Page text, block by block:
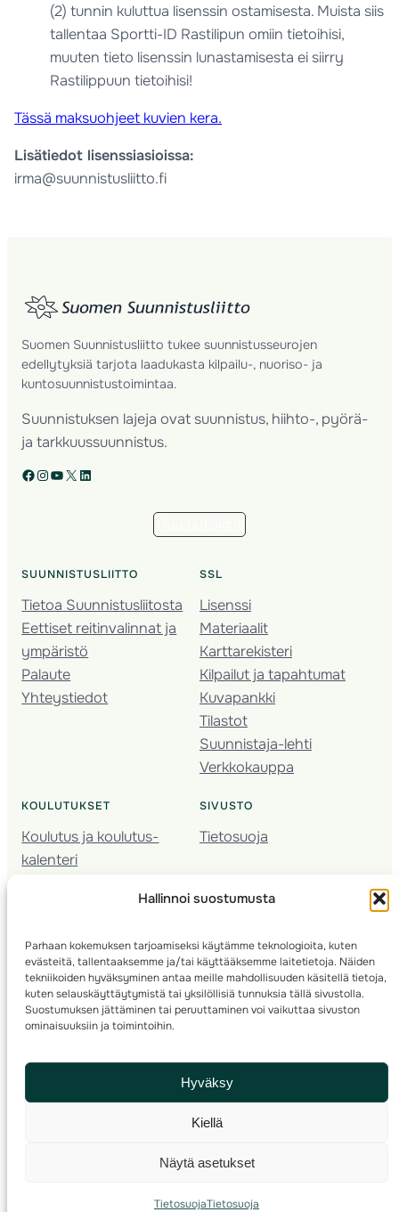
Hallinnoi suostumusta
Parhaan kokemuksen tarjoamiseksi käytämme teknologioita, kuten
evästeitä, tallentaaksemme ja/tai käyttääksemme laitetietoja. Näiden
tekniikoiden hyväksyminen antaa meille mahdollisuuden käsitellä tietoja,
kuten selauskäyttäytymistä tai yksilöllisiä tunnuksia tällä sivustolla.
Suostumuksen jättäminen tai peruuttaminen voi vaikuttaa sivuston
ominaisuuksiin ja toimintoihin.
Hyväksy
Kiellä
Näytä asetukset
TietosuojaTietosuoja
(2) tunnin kuluttua lisenssin ostamisesta. Muista siis
tallentaa Sportti-ID Rastilipun omiin tietoihisi,
muuten tieto lisenssin lunastamisesta ei siirry
Rastilippuun tietoihisi!
Tässä maksuohjeet kuvien kera.
Lisätiedot lisenssiasioissa:
irma@suunnistusliitto.fi
Suomen Suunnistusliitto tukee suunnistusseurojen
edellytyksiä tarjota laadukasta kilpailu-, nuoriso- ja
kuntosuunnistustoimintaa.
Suunnistuksen lajeja ovat suunnistus, hiihto-, pyörä-
ja tarkkuussuunnistus.
Facebook Instagram YouTube X LinkedIn
SUUNNISTUSLIITTO
Tietoa Suunnistusliitosta
Eettiset reitinvalinnat ja
ympäristö
Palaute
Yhteystiedot
SSL
Lisenssi
Materiaalit
Karttarekisteri
Kilpailut ja tapahtumat
Kuvapankki
Tilastot
Suunnistaja-lehti
Verkkokauppa
KOULUTUKSET
Koulutus ja koulutus­
kalenteri
Seura­kehittäminen
Kartoitus
Ratamestari
SIVUSTO
Tietosuoja
© 2025 ·Suomen Suunnistusliitto· Valimotie 10, 00380 Helsinki, Finland
info(a)suunnistusliitto.fi,Rastilipun asiat: rastilippu(a)suunnistusliitto.fi
Kilpailut ja kuntorastit – Rastilippu:::Rastilipun ohjeet